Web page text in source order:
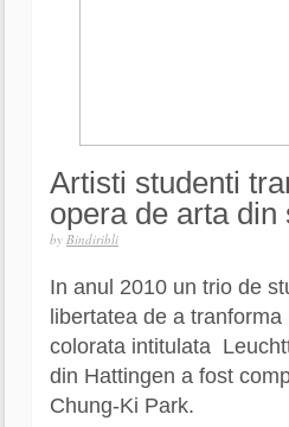
Artisti studenti
opera de arta
by Bindiribli
In anul 2010 un trio de
libertatea de a
colorata intitulata
din Hattingen a fost
Chung-Ki Park.